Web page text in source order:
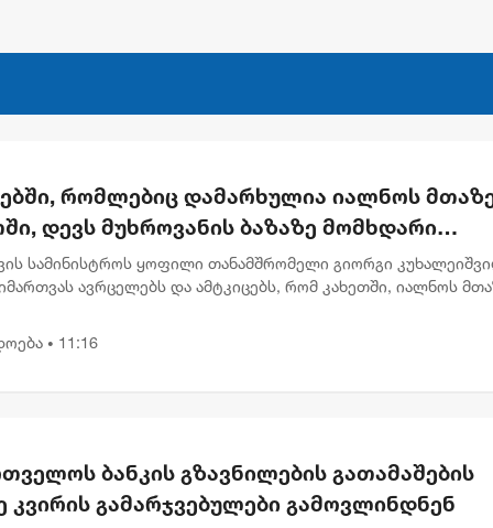
რომლებიც დამარხულია იალნოს
დევს მუხროვანის ბაზაზე მომხდარი
ვიდეოჩანაწერები, რომელიც
ახდის"
სამინისტროს ყოფილი თანამშრომელი გიორგი
ავრცელებს და ამტკიცებს, რომ კახეთში, იალნოს
• 11:16
ბანკის გზავნილების გათამაშების
კვირის გამარჯვებულები გამოვლინდნენ